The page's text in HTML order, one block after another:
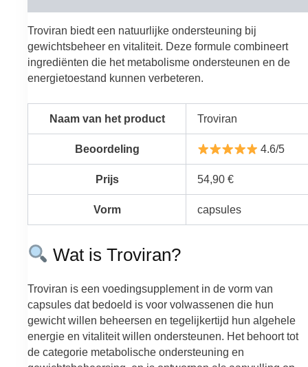
Troviran biedt een natuurlijke ondersteuning bij
gewichtsbeheer en vitaliteit. Deze formule combineert
ingrediënten die het metabolisme ondersteunen en de
energietoestand kunnen verbeteren.
Naam van het product Troviran
Beoordeling 4.6/5
Prijs 54,90 €
Vorm capsules
Wat is Troviran?
Troviran is een voedingsupplement in de vorm van
capsules dat bedoeld is voor volwassenen die hun
gewicht willen beheersen en tegelijkertijd hun algehele
energie en vitaliteit willen ondersteunen. Het behoort tot
de categorie metabolische ondersteuning en